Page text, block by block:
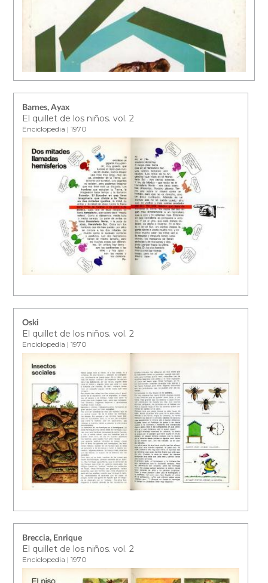
Barnes, Ayax
El quillet de los niños. vol. 2
Enciclopedia | 1970
Oski
El quillet de los niños. vol. 2
Enciclopedia | 1970
Breccia, Enrique
El quillet de los niños. vol. 2
Enciclopedia | 1970